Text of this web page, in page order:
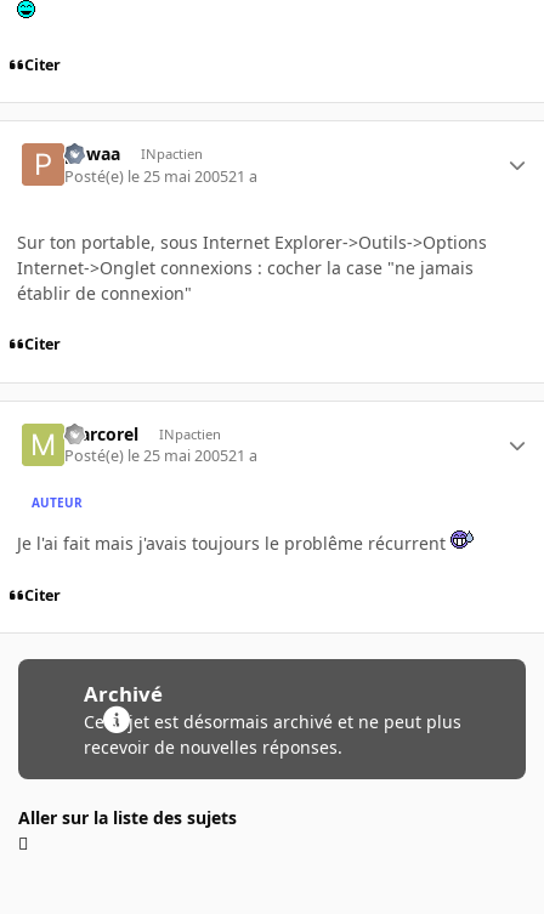
Citer
powaa INpactien
Posté(e) le 25 mai 200521 a
Sur ton portable, sous Internet Explorer->Outils->Options
Internet->Onglet connexions : cocher la case "ne jamais
établir de connexion"
Citer
Marcorel INpactien
Posté(e) le 25 mai 200521 a
AUTEUR
Je l'ai fait mais j'avais toujours le problême récurrent
Citer
Archivé
Ce sujet est désormais archivé et ne peut plus
recevoir de nouvelles réponses.
Aller sur la liste des sujets